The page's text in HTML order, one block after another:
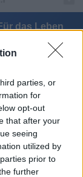
parties, or
for
opt-out
that after your
seeing
utilized by
prior to
further
das Leben